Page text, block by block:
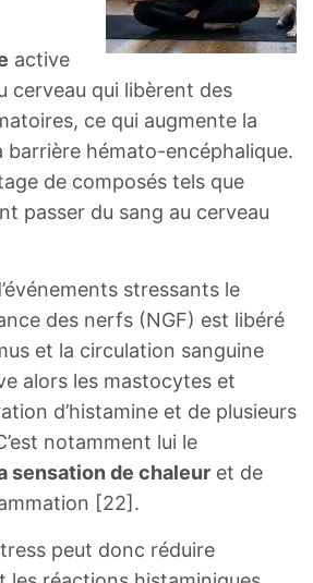
active
cerveau qui libèrent des
ce qui augmente la
barrière hémato-encéphalique.
de composés tels que
passer du sang au cerveau
stressants le
des nerfs (NGF) est libéré
et la circulation sanguine
alors les mastocytes et
d’histamine et de plusieurs
notamment lui le
sensation de chaleur et de
[22].
peut donc réduire